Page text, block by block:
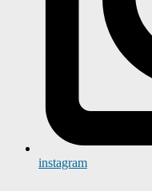
instagram